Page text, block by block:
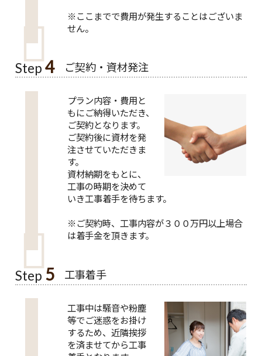
※ここまでで費用が発生することはございま
せん。
Step 4 ご契約・資材発注
プラン内容・費用と
もにご納得いただき、
ご契約となります。
ご契約後に資材を発
注させていただきま
す。
資材納期をもとに、
工事の時期を決めて
いき工事着手を待ちます。
※ご契約時、工事内容が３００万円以上場合
は着手金を頂きます。
Step 5 工事着手
工事中は騒音や粉塵
等でご迷惑をお掛け
するため、近隣挨拶
を済ませてから工事